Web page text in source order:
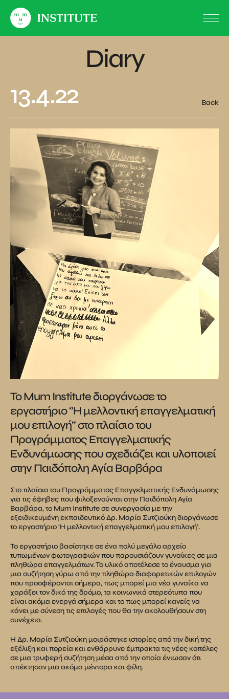
Diary
13.4.22
Back
Το Mum Institute διοργάνωσε το
εργαστήριο ‘’Η μελλοντική επαγγελματική
μου επιλογή’’ στο πλαίσιο του
Προγράμματος Επαγγελματικής
Ενδυνάμωσης που σχεδιάζει και υλοποιεί
στην Παιδόπολη Αγία Βαρβάρα
Στο πλαίσιο του Προγράμματος Επαγγελματικής Ενδυνάμωσης
για τις έφηβες που φιλοξενούνται στην Παιδόπολη Αγία
Βαρβάρα, το Mum Institute σε συνεργασία με την
εξειδικευμένη εκπαιδευτικό Δρ. Μαρία Συτζιούκη διοργάνωσε
το εργαστήριο ‘Η μελλοντική επαγγελματική μου επιλογή’.
Το εργαστήριο βασίστηκε σε ένα πολύ μεγάλο αρχείο
τυπωμένων φωτογραφιών που παρουσιάζουν γυναίκες σε μια
πληθώρα επαγγελμάτων. Το υλικό αποτέλεσε το έναυσμα για
μια συζήτηση γύρω από την πληθώρα διαφορετικών επιλογών
που προσφέρονται σήμερα, πως μπορεί μια νέα γυναίκα να
χαράξει τον δικό της δρόμο, τα κοινωνικά στερεότυπα που
είναι ακόμα ενεργά σήμερα και το πως μπορεί κανείς να
κάνει με σύνεση τις επιλογές που θα την ακολουθήσουν στη
συνέχεια.
Η Δρ. Μαρία Συτζιούκη μοιράστηκε ιστορίες από την δική της
εξέλιξη και πορεία και ενθάρρυνε έμπρακτα τις νέες κοπέλες
σε μια τρυφερή συζήτηση μέσα από την οποία ένιωσαν ότι
απέκτησαν μια ακόμα μέντορα και φίλη.